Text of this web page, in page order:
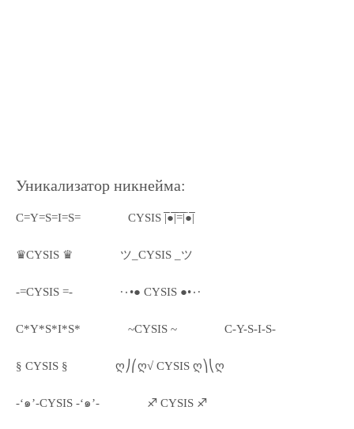
Уникализатор никнейма:
C=Y=S=I=S= CYSIS |̅̅●̅̅|̅̅=̅̅|̅●̅̅|
♛CYSIS ♛ ツ_CYSIS _ツ
-=CYSIS =- ·٠•● CYSIS ●•٠·
C*Y*S*I*S* ~CYSIS ~ C-Y-S-I-S-
§ CYSIS § ღ⎠⎛ღ√ CYSIS ღ⎞⎝ღ
-‘๑’-CYSIS -‘๑’- ♐ CYSIS ♐